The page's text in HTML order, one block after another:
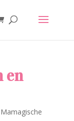
en
Mamagische